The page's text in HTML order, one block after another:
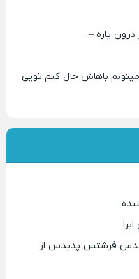
درون پاره –
میتونم باهاش حال کنم تویی
فرشتس پدیدس از